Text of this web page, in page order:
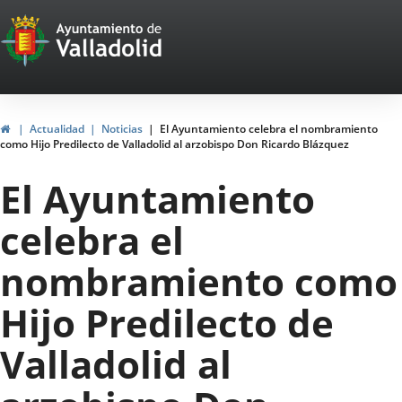
Portal
Web
del
Ayuntamiento
de
Valladolid
HomeActualidad Noticias
El Ayuntamiento celebra el nombramiento
como Hijo Predilecto de Valladolid al arzobispo Don Ricardo Blázquez
El Ayuntamiento
celebra el
nombramiento como
Hijo Predilecto de
Valladolid al